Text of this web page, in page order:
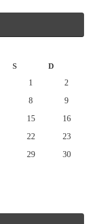
S D
1
2
8
9
15
16
22
23
29
30